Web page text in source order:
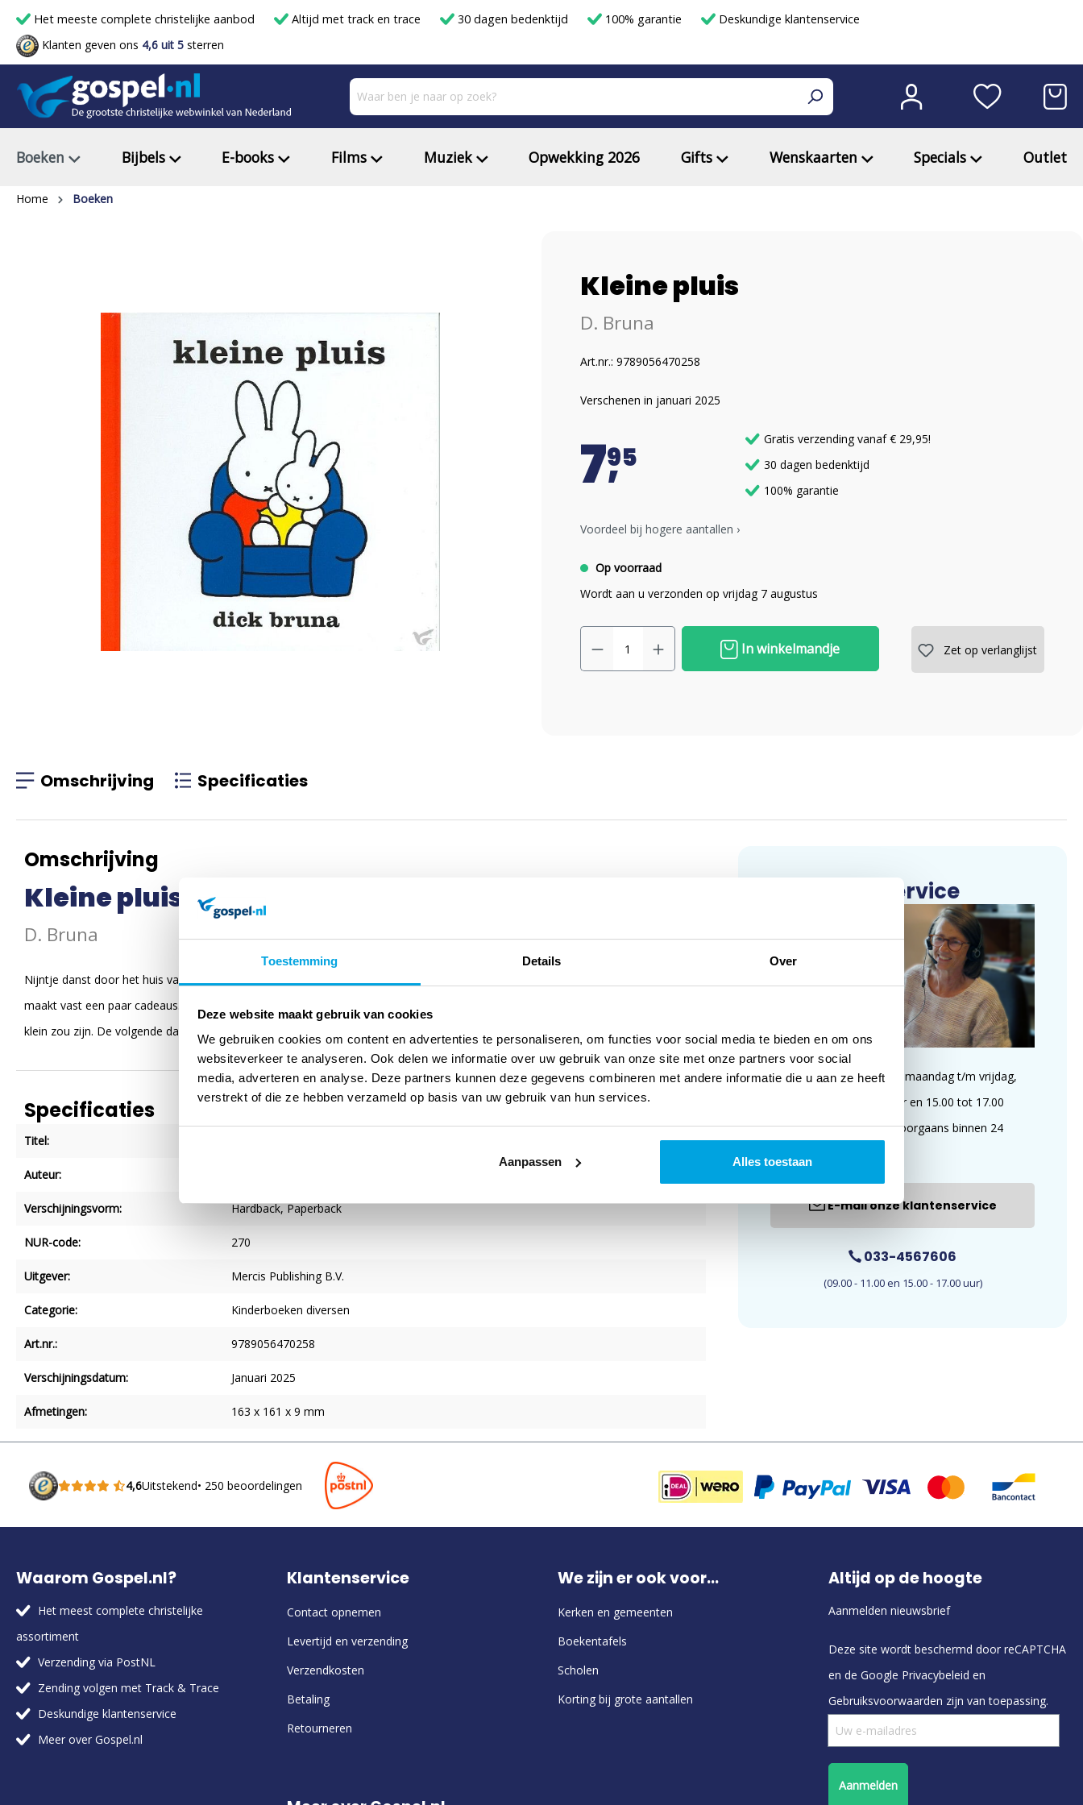
Toestemming Details Over
Deze website maakt gebruik van cookies
We gebruiken cookies om content en advertenties te personaliseren, om functies voor social media te bieden en om ons
websiteverkeer te analyseren. Ook delen we informatie over uw gebruik van onze site met onze partners voor social
media, adverteren en analyse. Deze partners kunnen deze gegevens combineren met andere informatie die u aan ze heeft
verstrekt of die ze hebben verzameld op basis van uw gebruik van hun services.
Aanpassen Alles toestaan
Het meeste complete christelijke aanbod Altijd met track en trace 30 dagen bedenktijd 100% garantie
Deskundige klantenservice
Klanten geven ons 4,6 uit 5 sterren
Boeken Bijbels E-books Films Muziek Opwekking 2026 Gifts Wenskaarten Specials Outlet
Home Boeken
Kleine pluis
D. Bruna
Art.nr.: 9789056470258
Verschenen in januari 2025
795
Gratis verzending vanaf € 29,95!
30 dagen bedenktijd
100% garantie
Voordeel bij hogere aantallen ›
Op voorraad
Wordt aan u verzonden op vrijdag 7 augustus
In winkelmandje Zet op verlanglijst
Omschrijving Specificaties
Omschrijving
Kleine pluis
D. Bruna
Nijntje danst door het huis van blijdschap. Vader en moeder pluis hebben haar net verteld dat ze een broertje of zusje krijgt! Ze
maakt vast een paar cadeaus. Als kleine pluis geboren wordt is nijn er helemaal stil van, want ze had niet verwacht dat het zo
klein zou zijn. De volgende dag trakteert ze de hele klas op beschuit met muisjes.
Specificaties
Titel:
Auteur:
Verschijningsvorm: Hardback, Paperback
NUR-code: 270
Uitgever: Mercis Publishing B.V.
Categorie: Kinderboeken diversen
Art.nr.: 9789056470258
Verschijningsdatum: Januari 2025
Afmetingen: 163 x 161 x 9 mm
Klantenservice
Wij zijn te bereiken op maandag t/m vrijdag,
van 09.00 tot 11.00 uur en 15.00 tot 17.00
uur. E-mails worden doorgaans binnen 24
E-mail onze klantenservice
033-4567606
(09.00 - 11.00 en 15.00 - 17.00 uur)
4,6Uitstekend• 250 beoordelingen
Waarom Gospel.nl?
Het meest complete christelijke
assortiment
Verzending via PostNL
Zending volgen met Track & Trace
Deskundige klantenservice
Meer over Gospel.nl
Klantenservice
Contact opnemen
Levertijd en verzending
Verzendkosten
Betaling
Retourneren
We zijn er ook voor...
Kerken en gemeenten
Boekentafels
Scholen
Korting bij grote aantallen
Altijd op de hoogte
Aanmelden nieuwsbrief
Deze site wordt beschermd door reCAPTCHA
en de Google Privacybeleid en
Gebruiksvoorwaarden zijn van toepassing.
Aanmelden